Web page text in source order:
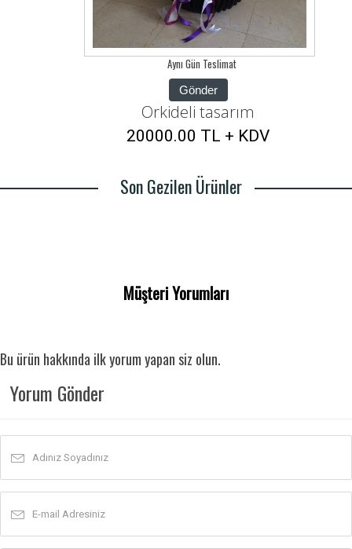
Orkideli tasarım
20000.00 TL + KDV
Son Gezilen Ürünler
Müşteri Yorumları
Bu ürün hakkında ilk yorum yapan siz olun.
Yorum Gönder